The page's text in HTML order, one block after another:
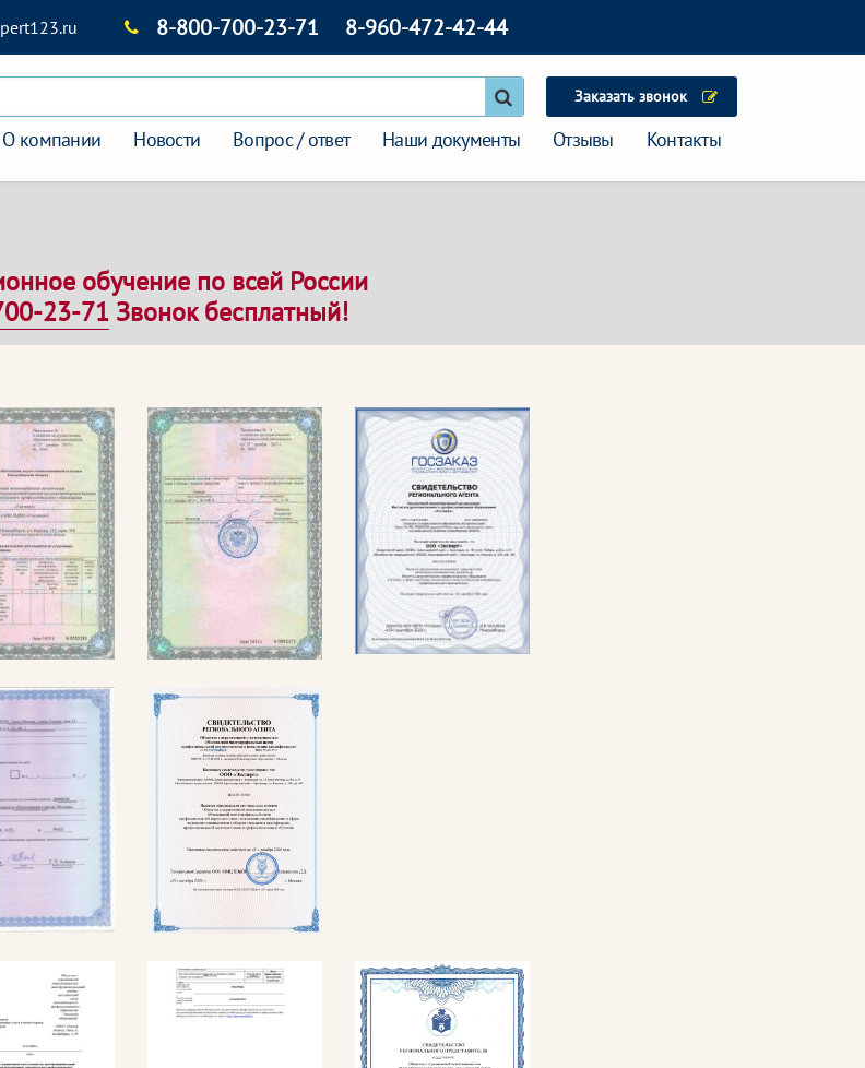
8-800-700-23-71 8-960-472-42-44
Заказать звонок
О компании Новости Вопрос / ответ Наши документы Отзывы Контакты
обучение по всей России
23-71 Звонок бесплатный!